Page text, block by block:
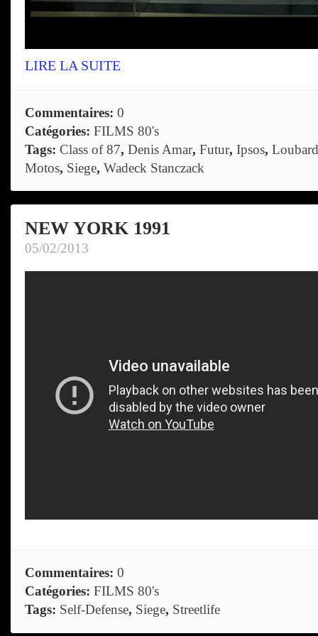
LIRE LA SUITE
Commentaires: 0
Catégories: FILMS 80's
Tags: Class of 87, Denis Amar, Futur, Ipsos,
Motos, Siege, Wadeck Stanczack
NEW YORK 1991
05/02/2013
Commentaires: 0
Catégories: FILMS 80's
Tags: Self-Defense, Siege, Streetlife